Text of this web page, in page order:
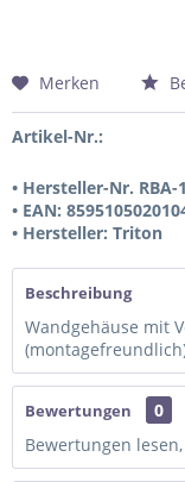
Merken
Artikel-Nr.:
• Hersteller-Nr. RBA-
• EAN:
• Hersteller: Triton
Beschreibung
Wandgehäuse mit
Bewertungen
0
Bewertungen